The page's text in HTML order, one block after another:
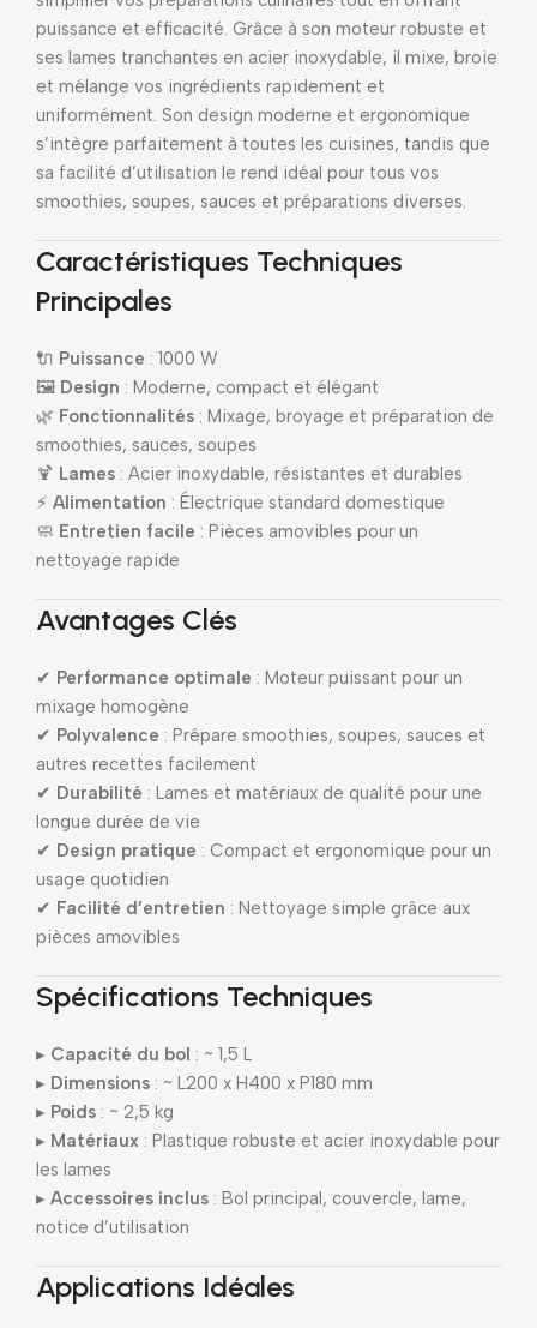
puissance et efficacité. Grâce à son moteur robuste et
ses lames tranchantes en acier inoxydable, il mixe, broie
et mélange vos ingrédients rapidement et
uniformément. Son design moderne et ergonomique
s’intègre parfaitement à toutes les cuisines, tandis que
sa facilité d’utilisation le rend idéal pour tous vos
smoothies, soupes, sauces et préparations diverses.
Caractéristiques Techniques
Principales
🔌 Puissance : 1000 W
🖼 Design : Moderne, compact et élégant
🌿 Fonctionnalités : Mixage, broyage et préparation de
smoothies, sauces, soupes
🍹 Lames : Acier inoxydable, résistantes et durables
⚡ Alimentation : Électrique standard domestique
🧼 Entretien facile : Pièces amovibles pour un
nettoyage rapide
Avantages Clés
✔ Performance optimale : Moteur puissant pour un
mixage homogène
✔ Polyvalence : Prépare smoothies, soupes, sauces et
autres recettes facilement
✔ Durabilité : Lames et matériaux de qualité pour une
longue durée de vie
✔ Design pratique : Compact et ergonomique pour un
usage quotidien
✔ Facilité d’entretien : Nettoyage simple grâce aux
pièces amovibles
Spécifications Techniques
▸ Capacité du bol : ~ 1,5 L
▸ Dimensions : ~ L200 x H400 x P180 mm
▸ Poids : ~ 2,5 kg
▸ Matériaux : Plastique robuste et acier inoxydable pour
les lames
▸ Accessoires inclus : Bol principal, couvercle, lame,
notice d’utilisation
Applications Idéales